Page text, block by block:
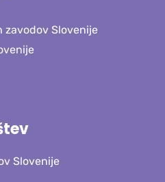
Slovenije
Slovenije